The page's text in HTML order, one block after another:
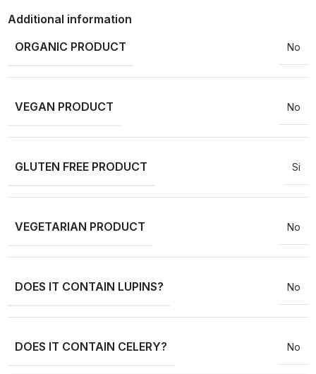
Additional information
ORGANIC PRODUCT
No
VEGAN PRODUCT No
GLUTEN FREE PRODUCT Si
VEGETARIAN PRODUCT No
DOES IT CONTAIN LUPINS? No
DOES IT CONTAIN CELERY? No